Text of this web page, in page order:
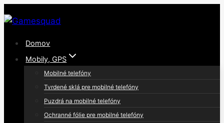
to
Domov
Mobily, GPS
Mobilné telefóny
Tvrdené sklá pre mobilné telefóny
Puzdrá na mobilné telefóny
Ochranné fólie pre mobilné telefóny